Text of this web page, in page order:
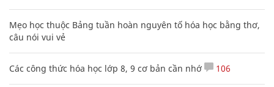
Mẹo học thuộc Bảng tuần hoàn nguyên tố hóa học bằng thơ,
câu nói vui vẻ
Các công thức hóa học lớp 8, 9 cơ bản cần nhớ 106